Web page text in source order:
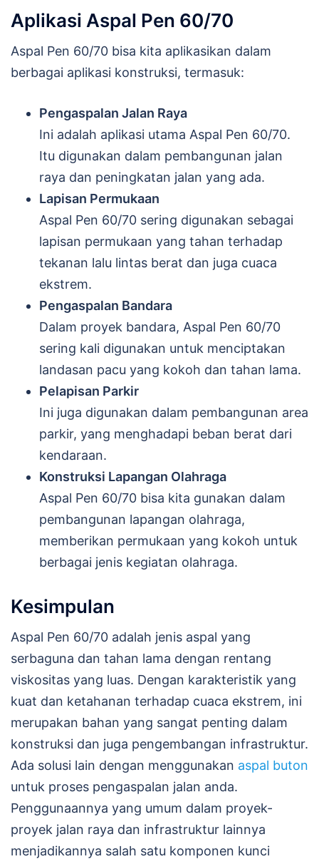
Aplikasi Aspal Pen 60/70
Aspal Pen 60/70 bisa kita aplikasikan dalam
berbagai aplikasi konstruksi, termasuk:
Pengaspalan Jalan Raya
Ini adalah aplikasi utama Aspal Pen 60/70.
Itu digunakan dalam pembangunan jalan
raya dan peningkatan jalan yang ada.
Lapisan Permukaan
Aspal Pen 60/70 sering digunakan sebagai
lapisan permukaan yang tahan terhadap
tekanan lalu lintas berat dan juga cuaca
ekstrem.
Pengaspalan Bandara
Dalam proyek bandara, Aspal Pen 60/70
sering kali digunakan untuk menciptakan
landasan pacu yang kokoh dan tahan lama.
Pelapisan Parkir
Ini juga digunakan dalam pembangunan area
parkir, yang menghadapi beban berat dari
kendaraan.
Konstruksi Lapangan Olahraga
Aspal Pen 60/70 bisa kita gunakan dalam
pembangunan lapangan olahraga,
memberikan permukaan yang kokoh untuk
berbagai jenis kegiatan olahraga.
Kesimpulan
Aspal Pen 60/70 adalah jenis aspal yang
serbaguna dan tahan lama dengan rentang
viskositas yang luas. Dengan karakteristik yang
kuat dan ketahanan terhadap cuaca ekstrem, ini
merupakan bahan yang sangat penting dalam
konstruksi dan juga pengembangan infrastruktur.
Ada solusi lain dengan menggunakan aspal buton
untuk proses pengaspalan jalan anda.
Penggunaannya yang umum dalam proyek-
proyek jalan raya dan infrastruktur lainnya
menjadikannya salah satu komponen kunci